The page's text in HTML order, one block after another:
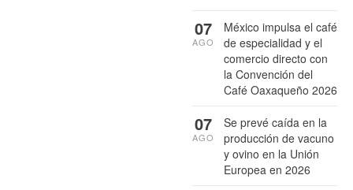
México impulsa el café
de especialidad y el
comercio directo con
la Convención del
Café Oaxaqueño 2026
07
AGO
Se prevé caída en la
producción de vacuno
y ovino en la Unión
Europea en 2026
07
AGO